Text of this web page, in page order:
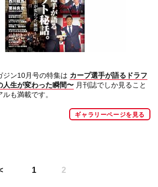
ジン10月号の特集は カープ選手が語るドラフ
人生が変わった瞬間〜 月刊誌でしか見ること
も満載です。
ギャラリーページを見る
1 2